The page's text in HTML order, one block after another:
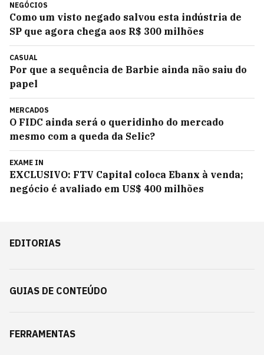
NEGÓCIOS
Como um visto negado salvou esta indústria de
SP que agora chega aos R$ 300 milhões
CASUAL
Por que a sequência de Barbie ainda não saiu do
papel
MERCADOS
O FIDC ainda será o queridinho do mercado
mesmo com a queda da Selic?
EXAME IN
EXCLUSIVO: FTV Capital coloca Ebanx à venda;
negócio é avaliado em US$ 400 milhões
EDITORIAS
GUIAS DE CONTEÚDO
FERRAMENTAS